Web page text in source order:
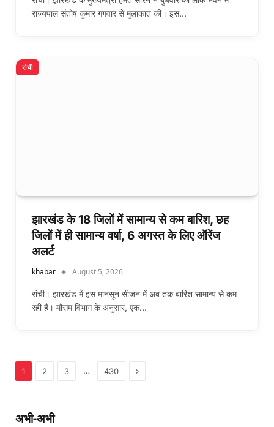
राज्यपाल संतोष कुमार गंगवार से मुलाकात की। इस…
रांची
झारखंड के 18 जिलों में सामान्य से कम बारिश, छह
जिलों में ही सामान्य वर्षा, 6 अगस्त के लिए ऑरेंज
अलर्ट
khabar August 5, 2026
रांची। झारखंड में इस मानसून सीजन में अब तक बारिश सामान्य से कम
रही है। मौसम विभाग के अनुसार, एक…
1 2 3 … 430 Next
अभी-अभी